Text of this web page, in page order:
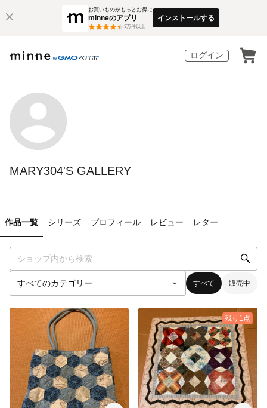
お買いものがもっとお得に
minneのアプリ
3万件以上
インストールする
ログイン
MARY304'S GALLERY
作品一覧 シリーズ プロフィール レビュー レター
すべて 販売中
残り1点